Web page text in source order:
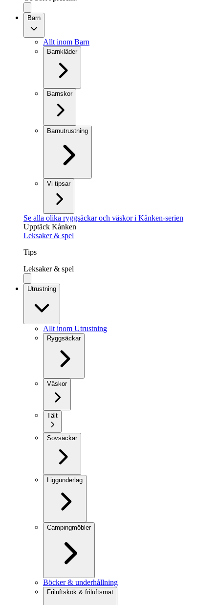
Barn
Allt inom Barn
Barnkläder
Barnskor
Barnutrustning
Vi tipsar
Se alla olika ryggsäckar och väskor i Kånken-serien
Upptäck Kånken
Leksaker & spel
Tips
Leksaker & spel
Utrustning
Allt inom Utrustning
Ryggsäckar
Väskor
Tält
Sovsäckar
Liggunderlag
Campingmöbler
Böcker & underhållning
Friluftskök & friluftsmat